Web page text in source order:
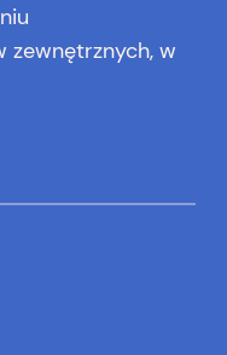
zewnętrznych, w